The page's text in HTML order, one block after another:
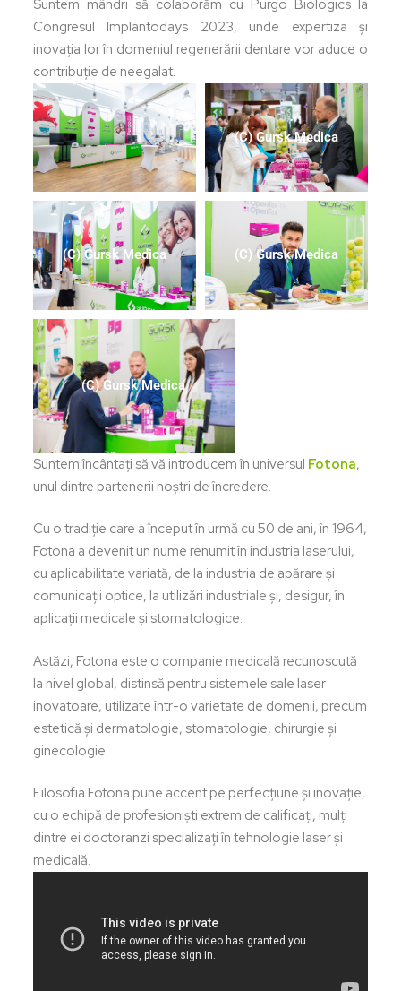
Suntem mândri să colaborăm cu Purgo Biologics la
Congresul Implantodays 2023, unde expertiza și
inovația lor în domeniul regenerării dentare vor aduce o
contribuție de neegalat.
(C) Gursk Medica
(C) Gursk Medica (C) Gursk Medica
(C) Gursk Medica
Suntem încântați să vă introducem în universul Fotona,
unul dintre partenerii noștri de încredere.
Cu o tradiție care a început în urmă cu 50 de ani, în 1964,
Fotona a devenit un nume renumit în industria laserului,
cu aplicabilitate variată, de la industria de apărare și
comunicații optice, la utilizări industriale și, desigur, în
aplicații medicale și stomatologice.
Astăzi, Fotona este o companie medicală recunoscută
la nivel global, distinsă pentru sistemele sale laser
inovatoare, utilizate într-o varietate de domenii, precum
estetică și dermatologie, stomatologie, chirurgie și
ginecologie.
Filosofia Fotona pune accent pe perfecțiune și inovație,
cu o echipă de profesioniști extrem de calificați, mulți
dintre ei doctoranzi specializați în tehnologie laser și
medicală.